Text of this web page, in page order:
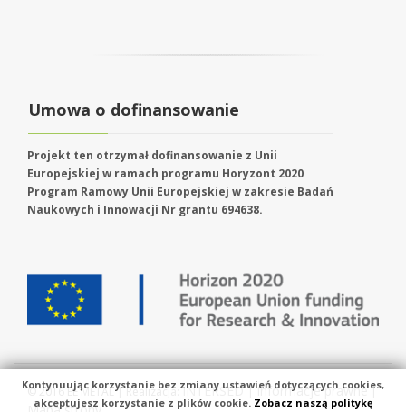
Umowa o dofinansowanie
Projekt ten otrzymał dofinansowanie z Unii
Europejskiej w ramach programu Horyzont 2020
Program Ramowy Unii Europejskiej w zakresie Badań
Naukowych i Innowacji Nr grantu 694638.
© 2016 EE METAL | Realizacja:INTERSED|Informacje prawne|
Kontynuując korzystanie bez zmiany ustawień dotyczących cookies,
akceptujesz korzystanie z plików cookie. Zobacz naszą politykę